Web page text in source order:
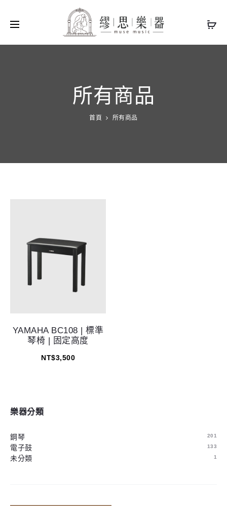
所有商品
首頁 所有商品
YAMAHA BC108 | 標準
琴椅 | 固定高度
NT$3,500
樂器分類
鋼琴 201
電子鼓 133
未分類 1